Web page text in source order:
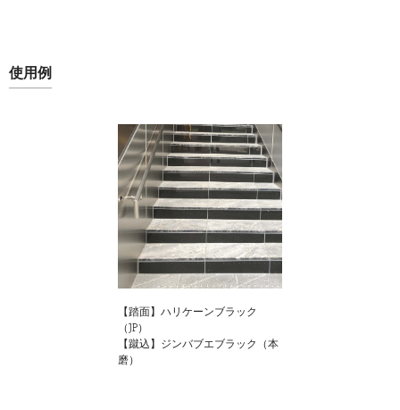
使用例
【踏面】ハリケーンブラック
（JP）
【蹴込】ジンバブエブラック（本
磨）